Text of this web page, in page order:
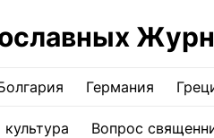
Германия
Вопрос